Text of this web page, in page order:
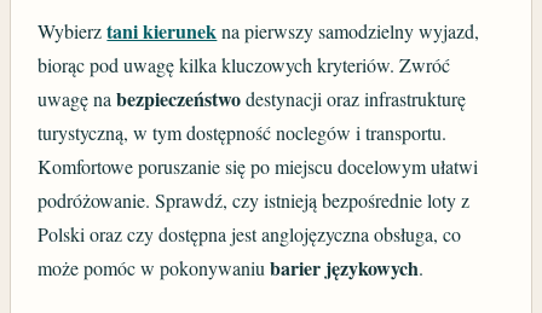
Wybierztani kierunekna pierwszy samodzielny wyjazd,
biorąc pod uwagę kilka kluczowych kryteriów. Zwróć
uwagę nabezpieczeństwodestynacji oraz infrastrukturę
turystyczną, w tym dostępność noclegów i transportu.
Komfortowe poruszanie się po miejscu docelowym ułatwi
podróżowanie. Sprawdź, czy istnieją bezpośrednie loty z
Polski oraz czy dostępna jest anglojęzyczna obsługa, co
może pomóc w pokonywaniubarier językowych.